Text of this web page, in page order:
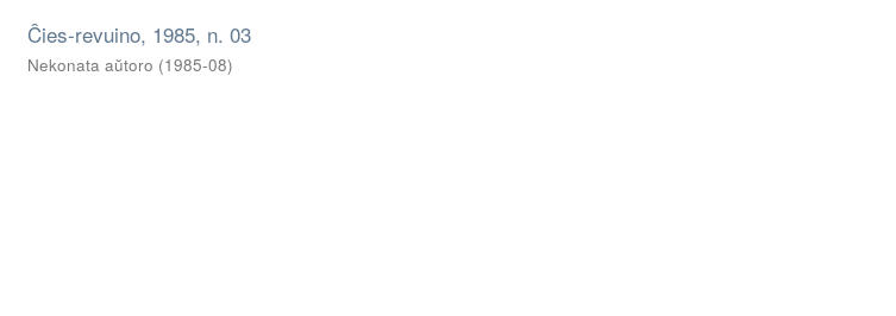
Ĉies-revuino, 1985, n. 03
Nekonata aŭtoro (1985-08)